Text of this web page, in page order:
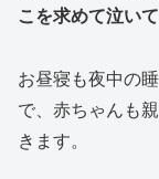
こを求めて泣い
お昼寝も夜中の
で、赤ちゃんも
きます。